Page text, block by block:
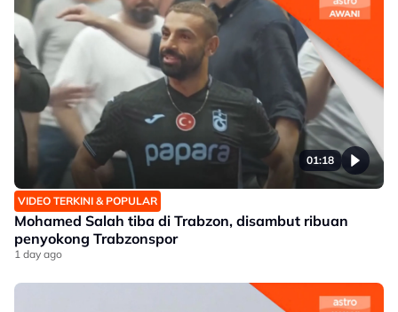
01:18
VIDEO TERKINI & POPULAR
Mohamed Salah tiba di Trabzon, disambut ribuan
penyokong Trabzonspor
1 day ago